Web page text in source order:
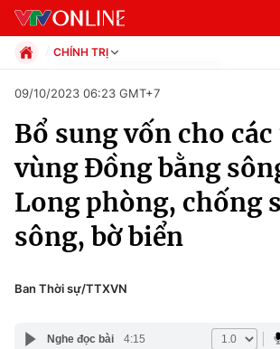
Chuyên mục
Chính trị
Xã hội
Pháp luật
Y tế
CHÍNH TRỊ
Xã hội
Pháp luật
Kinh tế
Thể thao
Truyền hình
Văn hóa - Giải trí
Y tế
Công nghệ
09/10/2023 06:23 GMT+7
Bổ sung vốn cho
vùng Đồng bằng
Long phòng, chống
sông, bờ biển
Ban Thời sự/TTXVN
Nghe đọc bài 4:15